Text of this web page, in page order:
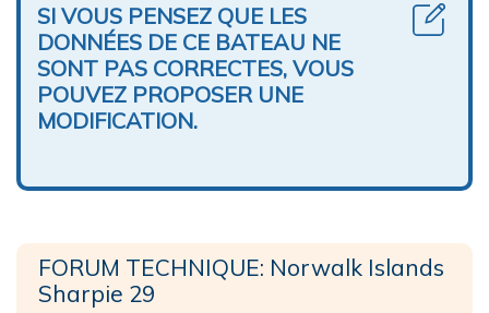
SI VOUS PENSEZ QUE LES
DONNÉES DE CE BATEAU NE
SONT PAS CORRECTES, VOUS
POUVEZ PROPOSER UNE
MODIFICATION.
FORUM TECHNIQUE: Norwalk Islands
Sharpie 29